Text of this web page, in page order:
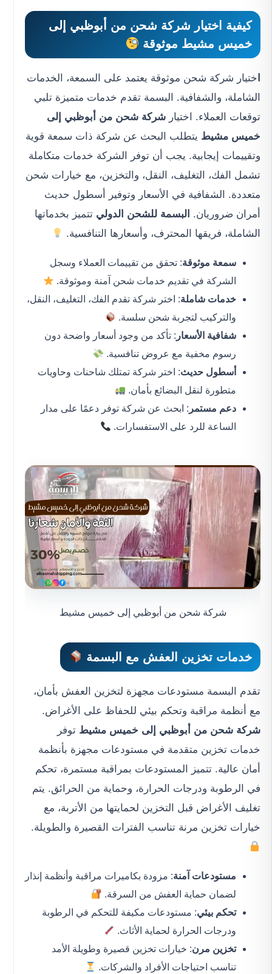
كيفية اختيار شركة شحن من أبوظبي إلى
خميس مشيط موثوقة
ختيار شركة شحن موثوقة يعتمد على السمعة، الخدمات
الشاملة، والشفافية. البسمة تقدم خدمات متميزة تلبي
توقعات العملاء. اختيار شركة شحن من أبوظبي إلى
خميس مشيط يتطلب البحث عن شركة ذات سمعة قوية
وتقييمات إيجابية. يجب أن توفر الشركة خدمات متكاملة
تشمل الفك، التغليف، النقل، والتخزين، مع خيارات شحن
متعددة. الشفافية في الأسعار وتوفير أسطول حديث
أمران ضروريان. البسمة للشحن الدولي تتميز بخدماتها
الشاملة، فريقها المحترف، وأسعارها التنافسية.
سمعة موثوقة: تحقق من تقييمات العملاء وسجل
الشركة في تقديم خدمات شحن آمنة وموثوقة.
خدمات شاملة: اختر شركة تقدم الفك، التغليف، النقل،
والتركيب لتجربة شحن سلسة.
شفافية الأسعار : تأكد من وجود أسعار واضحة دون
رسوم مخفية مع عروض تنافسية.
أسطول حديث: اختر شركة تمتلك شاحنات وحاويات
متطورة لنقل البضائع بأمان.
دعم مستمر : ابحث عن شركة توفر دعمًا على مدار
الساعة للرد على الاستفسارات.
شركة شحن من أبوظبي إلى خميس مشيط
خدمات تخزين العفش مع البسمة
تقدم البسمة مستودعات مجهزة لتخزين العفش بأمان،
مع أنظمة مراقبة وتحكم بيئي للحفاظ على الأغراض.
شركة شحن من أبوظبي إلى خميس مشيط توفر
خدمات تخزين متقدمة في مستودعات مجهزة بأنظمة
أمان عالية. تتميز المستودعات بمراقبة مستمرة، تحكم
في الرطوبة ودرجات الحرارة، وحماية من الحرائق. يتم
تغليف الأغراض قبل التخزين لحمايتها من الأتربة، مع
خيارات تخزين مرنة تناسب الفترات القصيرة والطويلة.
مستودعات آمنة: مزودة بكاميرات مراقبة وأنظمة إنذار
لضمان حماية العفش من السرقة.
تحكم بيئي: مستودعات مكيفة للتحكم في الرطوبة
ودرجات الحرارة لحماية الأثاث.
تخزين مرن: خيارات تخزين قصيرة وطويلة الأمد
تناسب احتياجات الأفراد والشركات.